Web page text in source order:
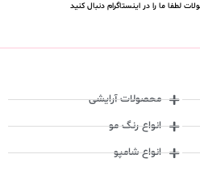
لطفا ما را در اینستاگرام دنبال کنید
محصولات آرایشی
انواع رنگ مو
انواع شامپو